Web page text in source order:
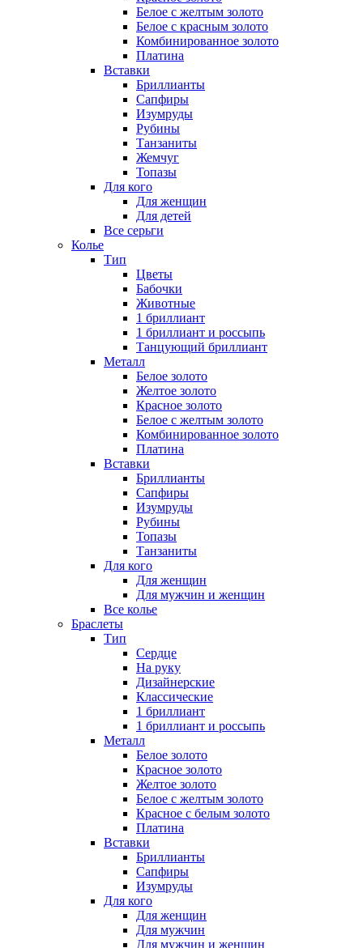
Белое с желтым золото
Белое с красным золото
Комбинированное золото
Платина
Вставки
Бриллианты
Сапфиры
Изумруды
Рубины
Танзаниты
Жемчуг
Топазы
Для кого
Для женщин
Для детей
Все серьги
Колье
Тип
Цветы
Бабочки
Животные
1 бриллиант
1 бриллиант и россыпь
Танцующий бриллиант
Металл
Белое золото
Желтое золото
Красное золото
Белое с желтым золото
Комбинированное золото
Платина
Вставки
Бриллианты
Сапфиры
Изумруды
Рубины
Топазы
Танзаниты
Для кого
Для женщин
Для мужчин и женщин
Все колье
Браслеты
Тип
Сердце
На руку
Дизайнерские
Классические
1 бриллиант
1 бриллиант и россыпь
Металл
Белое золото
Красное золото
Желтое золото
Белое с желтым золото
Красное с белым золото
Платина
Вставки
Бриллианты
Сапфиры
Изумруды
Для кого
Для женщин
Для мужчин
Для мужчин и женщин